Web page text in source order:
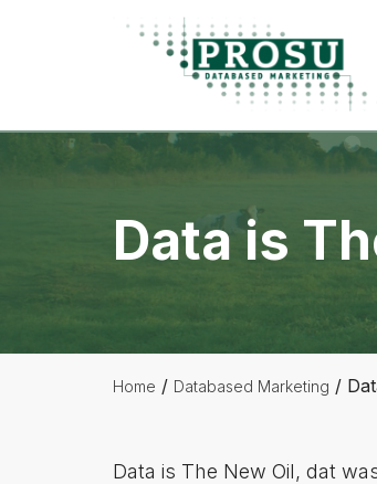
Prosu
Databased
Marketing
Data is
Home / Databased Marketing /
Data is The New Oil, dat